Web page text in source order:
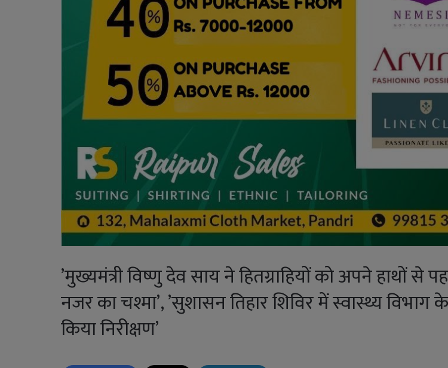
’मुख्यमंत्री विष्णु देव साय ने हितग्राहियों को अपने हाथों से
नजर का चश्मा’, ’सुशासन तिहार शिविर में स्वास्थ्य विभाग
किया निरीक्षण’